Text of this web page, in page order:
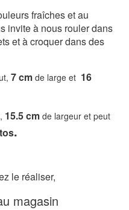
fraîches et au
invite à nous rouler dans
et à croquer dans des
7 cm de large et 16
15.5 cm de largeur et peut
.
le réaliser,
magasin